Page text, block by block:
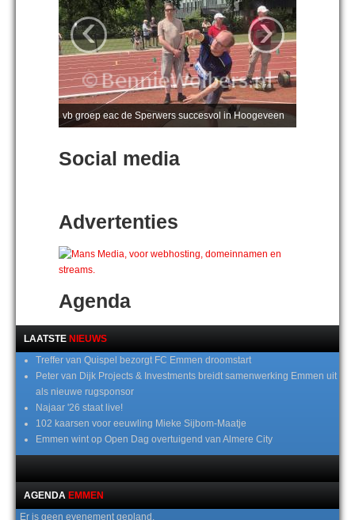
vb groep eac de Sperwers succesvol in Hoogeveen
‹ ›
Social media
Advertenties
Agenda
LAATSTE NIEUWS
Treffer van Quispel bezorgt FC Emmen droomstart
Peter van Dijk Projects & Investments breidt samenwerking Emmen uit
als nieuwe rugsponsor
Najaar '26 staat live!
102 kaarsen voor eeuwling Mieke Sijbom-Maatje
Emmen wint op Open Dag overtuigend van Almere City
AGENDA EMMEN
Er is geen evenement gepland.